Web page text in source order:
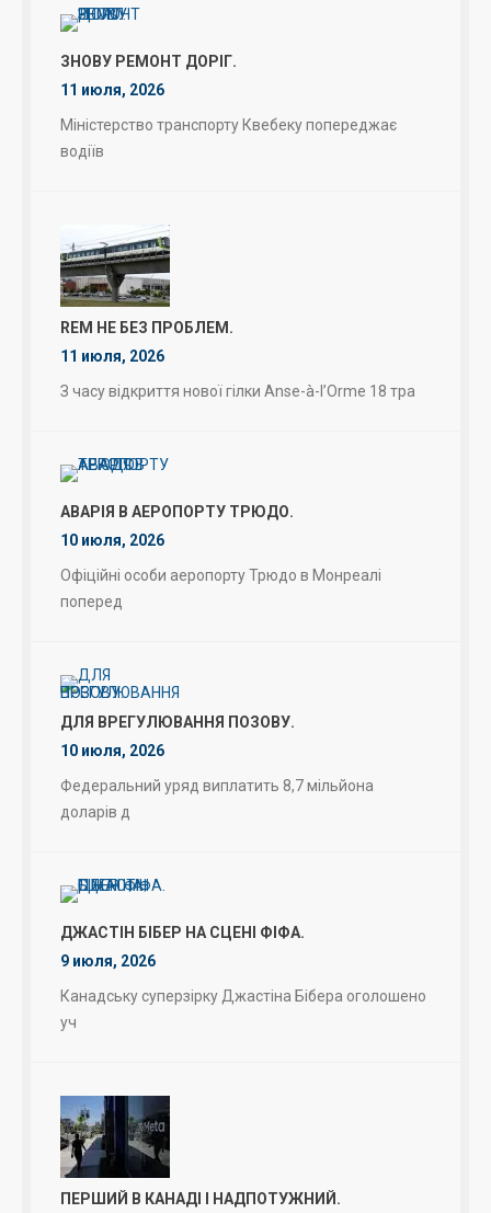
ЗНОВУ РЕМОНТ ДОРІГ.
11 июля, 2026
Міністерство транспорту Квебеку попереджає
водіїв
REM НЕ БЕЗ ПРОБЛЕМ.
11 июля, 2026
З часу відкриття нової гілки Anse-à-l’Orme 18 тра
АВАРІЯ В АЕРОПОРТУ ТРЮДО.
10 июля, 2026
Офіційні особи аеропорту Трюдо в Монреалі
поперед
ДЛЯ ВРЕГУЛЮВАННЯ ПОЗОВУ.
10 июля, 2026
Федеральний уряд виплатить 8,7 мільйона
доларів д
ДЖАСТІН БІБЕР НА СЦЕНІ ФІФА.
9 июля, 2026
Канадську суперзірку Джастіна Бібера оголошено
уч
ПЕРШИЙ В КАНАДІ І НАДПОТУЖНИЙ.